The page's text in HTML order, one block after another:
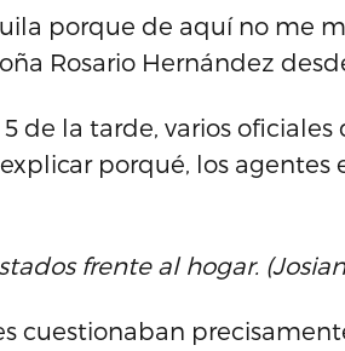
porque de aquí no me
Rosario Hernández
5 de la tarde, varios
porqué, los
frente al hogar.
cuestionaban